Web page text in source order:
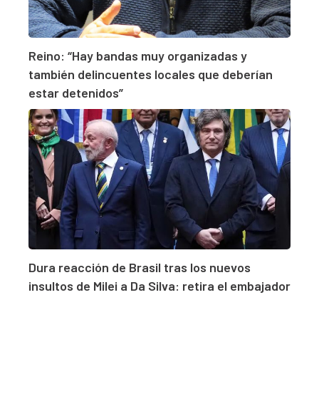
Reino: “Hay bandas muy organizadas y
también delincuentes locales que deberían
estar detenidos”
Dura reacción de Brasil tras los nuevos
insultos de Milei a Da Silva: retira el embajador